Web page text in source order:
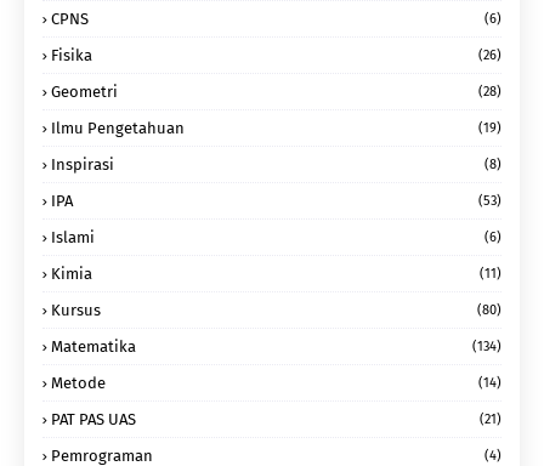
CPNS (6)
Fisika (26)
Geometri (28)
Ilmu Pengetahuan (19)
Inspirasi (8)
IPA (53)
Islami (6)
Kimia (11)
Kursus (80)
Matematika (134)
Metode (14)
PAT PAS UAS (21)
Pemrograman (4)